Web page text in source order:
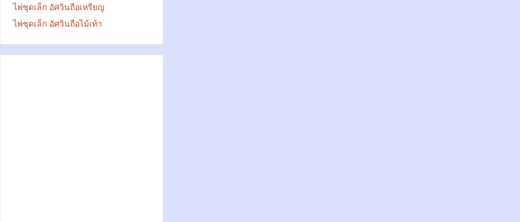
ไพ่ชุดเล็ก อัศวินถือเหรียญ
ไพ่ชุดเล็ก อัศวินถือไม้เท้า